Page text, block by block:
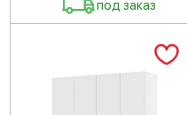
под заказ